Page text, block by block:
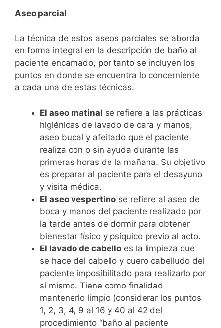
Aseo parcial
La técnica de estos aseos parciales se aborda
en forma integral en la descripción de baño al
paciente encamado, por tanto se incluyen los
puntos en donde se encuentra lo concerniente
a cada una de estas técnicas.
El aseo matinal se refiere a las prácticas
higiénicas de lavado de cara y manos,
aseo bucal y afeitado que el paciente
realiza con o sin ayuda durante las
primeras horas de la mañana. Su objetivo
es preparar al paciente para el desayuno
y visita médica.
El aseo vespertino se refiere al aseo de
boca y manos del paciente realizado por
la tarde antes de dormir para obtener
bienestar físico y psíquico previo al acto.
El lavado de cabello es la limpieza que
se hace del cabello y cuero cabelludo del
paciente imposibilitado para realizarlo por
sí mismo. Tiene como finalidad
mantenerlo limpio (considerar los puntos
1, 2, 3, 4, 9 al 16 y 40 al 42 del
procedimiento “baño al paciente